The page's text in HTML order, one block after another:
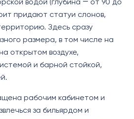
водой (глубина ― от 90 до
придают статуи слонов,
Здесь сразу
размера, в том числе на
открытом воздухе,
и барной стойкой,
рабочим кабинетом и
за бильярдом и